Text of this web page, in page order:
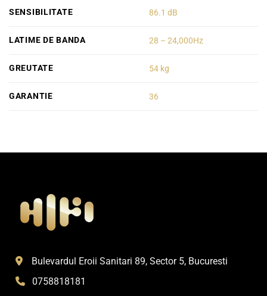
SENSIBILITATE 86.1 dB
LATIME DE BANDA 28 – 24,000Hz
GREUTATE 54 kg
GARANTIE 36
Bulevardul Eroii Sanitari 89, Sector 5, Bucuresti
0758818181